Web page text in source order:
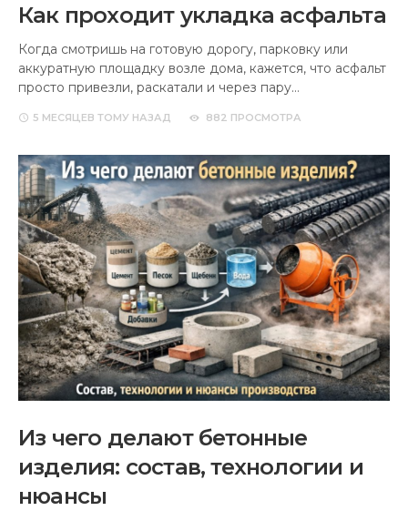
Как проходит укладка асфальта
Когда смотришь на готовую дорогу, парковку или
аккуратную площадку возле дома, кажется, что асфальт
просто привезли, раскатали и через пару…
5 МЕСЯЦЕВ ТОМУ НАЗАД 882 ПРОСМОТРА
Из чего делают бетонные
изделия: состав, технологии и
нюансы